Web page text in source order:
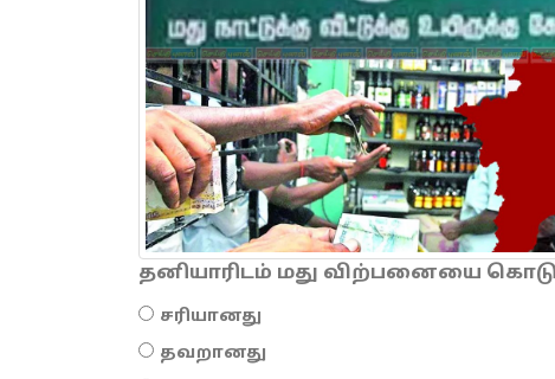
தனியாரிடம் மது விற்பனையை
சரியானது
தவறானது